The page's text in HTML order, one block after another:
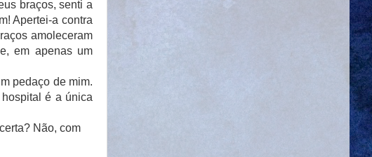
braços, senti a
Apertei-a contra
amoleceram
em apenas um
pedaço de mim.
é a única
Não, com